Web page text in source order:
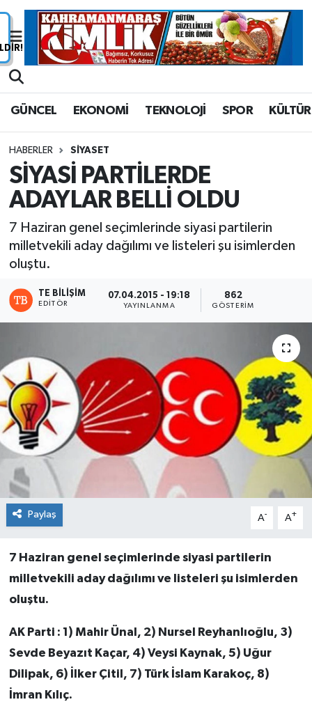
GÜNCEL EKONOMİ TEKNOLOJİ SPOR KÜLTÜR
HABERLER SİYASET
SİYASİ PARTİLERDE
ADAYLAR BELLİ OLDU
7 Haziran genel seçimlerinde siyasi partilerin
milletvekili aday dağılımı ve listeleri şu isimlerden
oluştu.
TE BILIŞIM
EDITÖR
07.04.2015 - 19:18
YAYINLANMA
862
GÖSTERIM
Paylaş A- A+
7 Haziran genel seçimlerinde siyasi partilerin
milletvekili aday dağılımı ve listeleri şu isimlerden
oluştu.
AK Parti : 1) Mahir Ünal, 2) Nursel Reyhanlıoğlu, 3)
Sevde Beyazıt Kaçar, 4) Veysi Kaynak, 5) Uğur
Dilipak, 6) İlker Çitil, 7) Türk İslam Karakoç, 8)
İmran Kılıç.
Nöbetçi Eczaneler
Trafik Durumu
Süper Lig Puan Durumu ve Fikstür
Tüm Manşetler
Son Dakika Haberleri
Haber Arşivi